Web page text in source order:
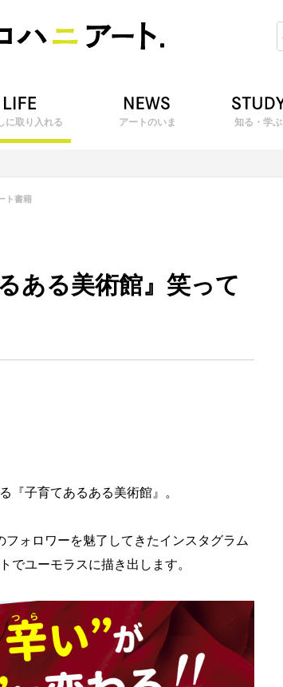
に取り入れる アートのいま 知る・学ぶ
ト書籍
ある美術館』笑って
『子育てあるある美術館』。
ォロワーを魅了してきたインスタグラム
でユーモラスに描き出します。